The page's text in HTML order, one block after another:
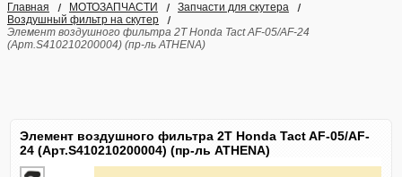
Главная МОТОЗАПЧАСТИ
Запчасти для скутера
Воздушный фильтр на скутер
Элемент воздушного фильтра 2T Honda Tact AF-05/AF-24
(Арт.S410210200004) (пр-ль ATHENA)
Элемент воздушного фильтра 2T Honda Tact AF-05/AF-
24 (Арт.S410210200004) (пр-ль ATHENA)